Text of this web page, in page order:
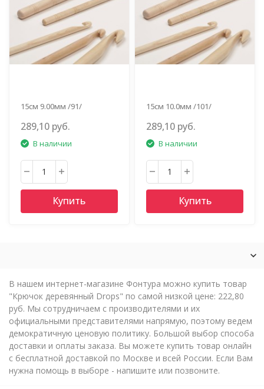
15см 9.00мм /91/
289,10 руб.
В наличии
Купить
15см 10.0мм /101/
289,10 руб.
В наличии
Купить
В нашем интернет-магазине Фонтура можно купить товар
"Крючок деревянный Drops" по самой низкой цене: 222,80
руб. Мы сотрудничаем с производителями и их
официальными представителями напрямую, поэтому ведем
демократичную ценовую политику. Большой выбор способа
доставки и оплаты заказа. Вы можете купить товар онлайн
с бесплатной доставкой по Москве и всей России. Если Вам
нужна помощь в выборе - напишите или позвоните.